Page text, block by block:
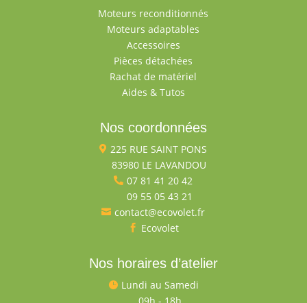
Moteurs reconditionnés
Moteurs adaptables
Accessoires
Pièces détachées
Rachat de matériel
Aides & Tutos
Nos coordonnées
 225 RUE SAINT PONS
83980 LE LAVANDOU
 07 81 41 20 42
09 55 05 43 21
 contact@ecovolet.fr
 Ecovolet
Nos horaires d’atelier
 Lundi au Samedi